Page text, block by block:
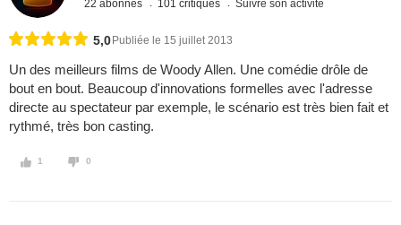
22 abonnés 101 critiques Suivre son activité
5,0 Publiée le 15 juillet 2013
Un des meilleurs films de Woody Allen. Une comédie drôle de
bout en bout. Beaucoup d'innovations formelles avec l'adresse
directe au spectateur par exemple, le scénario est très bien fait et
rythmé, très bon casting.
1 0